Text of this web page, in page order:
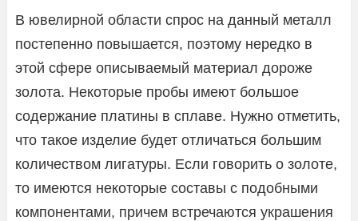
В ювелирной области спрос на данный металл
постепенно повышается, поэтому нередко в
этой сфере описываемый материал дороже
золота. Некоторые пробы имеют большое
содержание платины в сплаве. Нужно отметить,
что такое изделие будет отличаться большим
количеством лигатуры. Если говорить о золоте,
то имеются некоторые составы с подобными
компонентами, причем встречаются украшения